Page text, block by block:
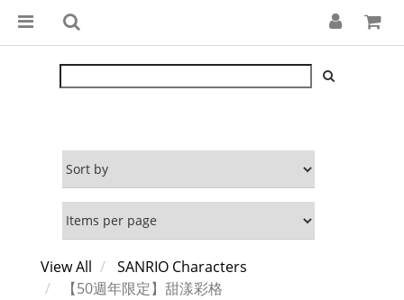
View All
SANRIO Characters
【50週年限定】甜漾彩格